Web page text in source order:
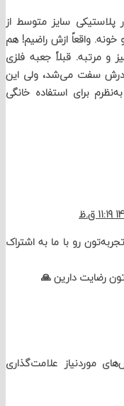
سایز متوسط از
ازش راضیم! هم
قبلاً جعبه فلزی
می‌شد، ولی این
استفاده خانگی
رو با ما به اشتراک
دارین 🙏
علامت‌گذاری